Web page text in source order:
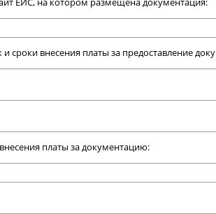
сроки внесения платы за предоставление
платы за документацию: